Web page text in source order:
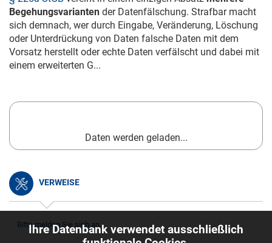
Begehungsvarianten der Datenfälschung. Strafbar macht
sich demnach, wer durch Eingabe, Veränderung, Löschung
oder Unterdrückung von Daten falsche Daten mit dem
Vorsatz herstellt oder echte Daten verfälscht und dabei mit
einem erweiterten G...
Daten werden geladen...
VERWEISE
Bitte melden Sie sich an.
Ihre Datenbank verwendet ausschließlich